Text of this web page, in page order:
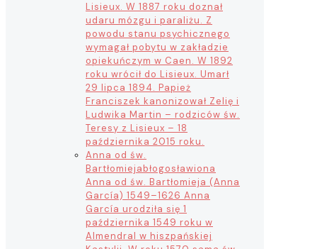
Lisieux. W 1887 roku doznał
udaru mózgu i paraliżu. Z
powodu stanu psychicznego
wymagał pobytu w zakładzie
opiekuńczym w Caen. W 1892
roku wrócił do Lisieux. Umarł
29 lipca 1894. Papież
Franciszek kanonizował Zelię i
Ludwika Martin – rodziców św.
Teresy z Lisieux – 18
października 2015 roku.
Anna od św.
Bartłomiejabłogosławiona
Anna od św. Bartłomieja (Anna
García) 1549–1626 Anna
García urodziła się 1
października 1549 roku w
Almendral w hiszpańskiej